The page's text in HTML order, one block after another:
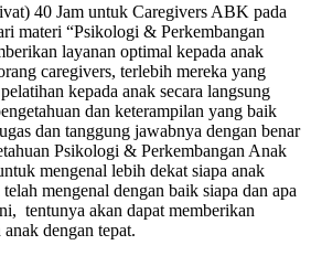
40 Jam untuk Caregivers ABK pada
materi “Psikologi & Perkembangan
layanan optimal kepada anak
caregivers, terlebih mereka yang
kepada anak secara langsung
dan keterampilan yang baik
dan tanggung jawabnya dengan benar
Psikologi & Perkembangan Anak
mengenal lebih dekat siapa anak
mengenal dengan baik siapa dan apa
tentunya akan dapat memberikan
dengan tepat.